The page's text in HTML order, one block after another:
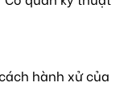
hành xử của